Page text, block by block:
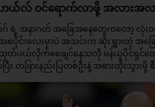
ယ်လ် ဝင်ရောက်လာဖို့ အလားအလာ
ရဲ့ အနာဂတ် အခြေအနေတွေကတော့ လုံး
အစပိုင်းလေးမှာပဲ အသင်းက ဆိုးရွှားတဲ့
ပယ်လိုက်စေချင်နေသလို မန်ယူပိုင်ရှင်
တခြားနည်းပြတစ်ဦးနဲ့ အစားထိုးသွားဖို့